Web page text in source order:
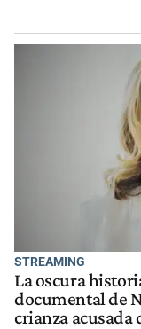
STREAMING
La oscura
documental de
crianza